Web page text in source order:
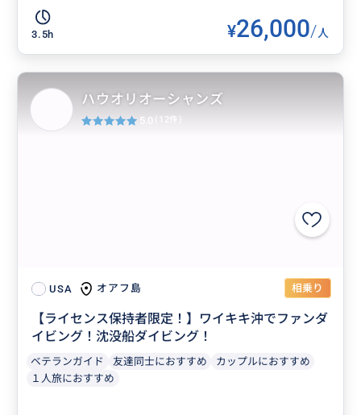
3.5h ¥26,000/人
USA オアフ島 相乗り
【ライセンス保持者限定！】ワイキキ沖でファンダ
イビング！沈没船ダイビング！
ベテランガイド 友達同士におすすめ
カップルにおすすめ
１人旅におすすめ
ハウオリオーシャンズ
5.0 (12件)